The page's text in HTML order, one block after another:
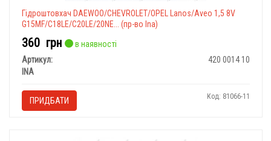
Гідроштовхач DAEWOO/CHEVROLET/OPEL Lanos/Aveo 1,5 8V
G15MF/C18LE/C20LE/20NE... (пр-во Ina)
360 грн
в наявності
Артикул:
420 0014 10
INA
ПРИДБАТИ Код: 81066-11